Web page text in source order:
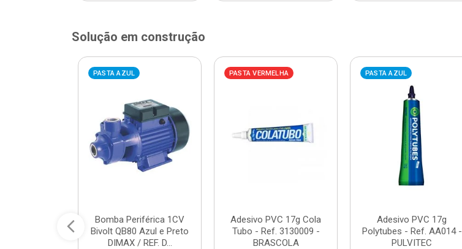
Solução em construção
PASTA AZUL
Bomba Periférica 1CV
Bivolt QB80 Azul e Preto
DIMAX / REF. D...
PASTA VERMELHA
Adesivo PVC 17g Cola
Tubo - Ref. 3130009 -
BRASCOLA
PASTA AZUL
Adesivo PVC 17g
Polytubes - Ref. AA014 -
PULVITEC